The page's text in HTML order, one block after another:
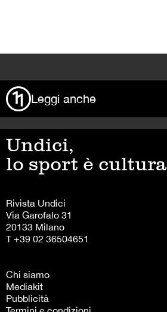
Leggi anche
Undici,
lo sport è cultura
Rivista Undici
Via Garofalo 31
20133 Milano
T +39 02 36504651
Chi siamo
Mediakit
Pubblicità